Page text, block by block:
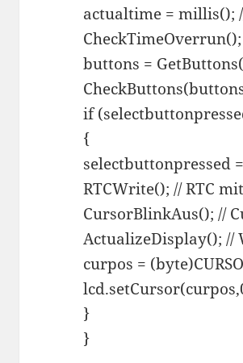
actualtime = millis();
buttons =
if
{
selectbuttonpressed
RTCWrite(); // RTC
CursorBlinkAus(); //
ActualizeDisplay(); //
curpos =
}
}